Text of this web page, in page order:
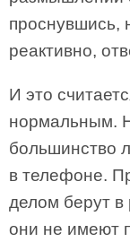
проснувшись,
реактивно,
И это
нормальным.
большинство
в телефоне.
делом берут
они не имеют